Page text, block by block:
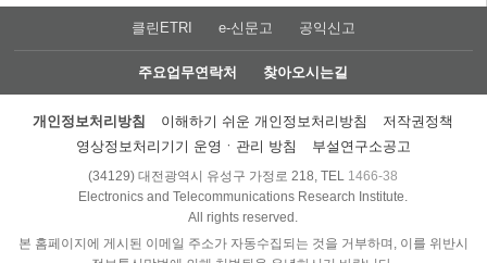
클린ETRI e-신문고 공익신고
주요업무연락처 찾아오시는길
개인정보처리방침 이해하기 쉬운 개인정보처리방침
저작권정책
영상정보처리기기 운영ㆍ관리 방침
부설연구소공고
(34129) 대전광역시 유성구 가정로 218, TEL 1466-38
Electronics and Telecommunications Research Institute.
All rights reserved.
본 홈페이지에 게시된 이메일 주소가 자동수집되는 것을 거부하며, 이를 위반시